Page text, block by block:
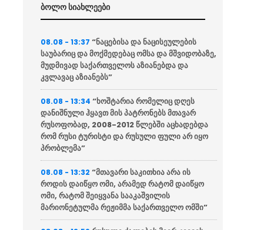
ბოლო სიახლეები
08.08 - 13:37“ნაცებისა და ნაცისეულების
საუბარიც და მოქმედებაც ომსა და მშვიდობაზე,
მუდმივად საქართველოს აზიანებდა და
კვლავაც აზიანებს”
08.08 - 13:34“ხოშტარია რომელიც დღეს
დანიშნული ჰყავთ მის პატრონებს მთავარ
რუსოფობად, 2008-2012 წლებში აცხადებდა
რომ რუსი ტურისტი და რუსული ფული არ იყო
პრობლემა”
08.08 - 13:32“მთავარი საკითხია არა ის
როდის დაიწყო ომი, არამედ რატომ დაიწყო
ომი, რატომ შეიყვანა სააკაშვილის
მარიონეტულმა რეჟიმმა საქართველო ომში”